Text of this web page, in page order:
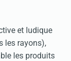
et ludique
les rayons),
les produits